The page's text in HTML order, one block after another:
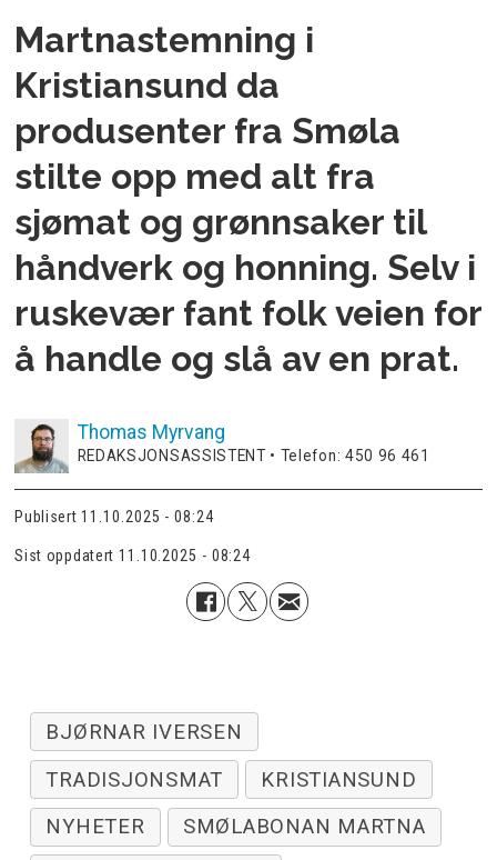
Martnastemning i
Kristiansund da
produsenter fra Smøla
stilte opp med alt fra
sjømat og grønnsaker til
håndverk og honning. Selv i
ruskevær fant folk veien for
å handle og slå av en prat.
Thomas Myrvang
REDAKSJONSASSISTENT • Telefon: 450 96 461
Publisert 11.10.2025 - 08:24
Sist oppdatert 11.10.2025 - 08:24
BJØRNAR IVERSEN
TRADISJONSMAT
KRISTIANSUND
NYHETER
SMØLABONAN MARTNA